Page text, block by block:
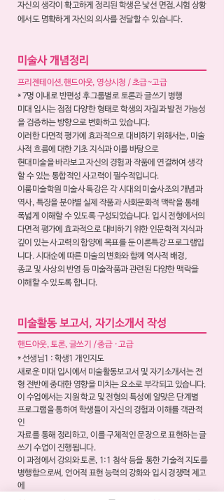
자신의 생각이 확고하게 정리된 학생은 낯선 면접,시험 상황
에서도 명확하게 자신의 의사를 전달할 수 있습니다.
미술사 개념정리
프리젠테이션,핸드아웃, 영상시청 / 초급~고급
* 7명 이내로 반편성 후그룹별로 토론과 글쓰기 병행
미대 입시는 점점 다양한 형태로 학생의 자질과 발전 가능성
을 검증하는 방향으로 변화하고 있습니다.
이러한 다면적 평가에 효과적으로 대비하기 위해서는, 미술
사적 흐름에 대한 기초 지식과 이를 바탕으로
현대미술을 바라보고 자신의 경험과 작품에 연결하여 생각
할 수 있는 통합적인 사고력이 필수적입니다.
이룸미술학원 미술사 특강은 각 시대의 미술사조의 개념과
역사, 특징을 분야별 실제 작품과 사회문화적 맥락을 통해
폭넓게 이해할 수 있도록 구성되었습니다. 입시 전형에서의
다면적 평가에 효과적으로 대비하기 위한 인문학적 지식과
깊이 있는 사고력의 함양에 목표를 둔 이론특강 프로그램입
니다. 시대순에 따른 미술의 변화와 함께 역사적 배경,
종교 및 사상의 반영 등 미술작품과 관련된 다양한 맥락을
이해할 수 있도록 합니다.
미술활동 보고서, 자기소개서 작성
핸드아웃, 토론, 글쓰기 / 중급 · 고급
* 선생님1 : 학생1 개인지도
새로운 미대 입시에서 미술활동보고서 및 자기소개서는 전
형 전반에 중대한 영향을 미치는 요소로 부각되고 있습니다.
이 수업에서는 지원 학교 및 전형의 특성에 알맞은 단계별
프로그램을 통하여 학생들이 자신의 경험과 이해를 객관적
인
자료를 통해 정리하고, 이를 구체적인 문장으로 표현하는 글
쓰기 수업이 진행됩니다.
이 과정에서 강의와 토론, 1:1 첨삭 등을 통한 기술적 지도를
병행함으로써, 언어적 표현 능력의 강화와 입시 경쟁력 제고
에